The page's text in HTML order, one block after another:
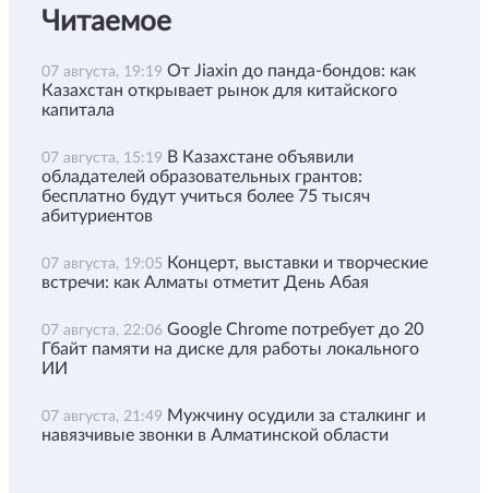
Читаемое
07 августа, 19:19 От Jiaxin до панда-бондов: как
Казахстан открывает рынок для китайского
капитала
07 августа, 15:19 В Казахстане объявили
обладателей образовательных грантов:
бесплатно будут учиться более 75 тысяч
абитуриентов
07 августа, 19:05 Концерт, выставки и творческие
встречи: как Алматы отметит День Абая
07 августа, 22:06 Google Chrome потребует до 20
Гбайт памяти на диске для работы локального
ИИ
07 августа, 21:49 Мужчину осудили за сталкинг и
навязчивые звонки в Алматинской области